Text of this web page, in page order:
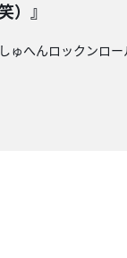
）』
へんロックンロー